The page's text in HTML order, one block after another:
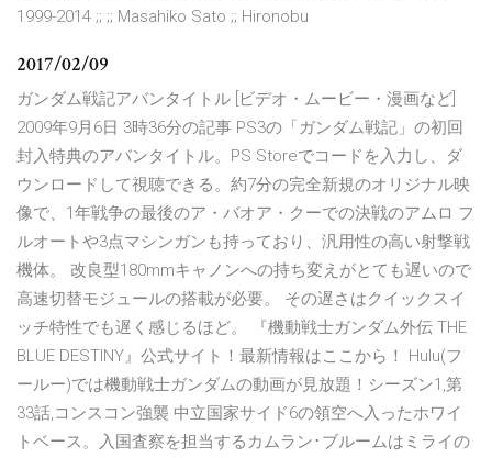
1999-2014 ;; ;; Masahiko Sato ;; Hironobu
2017/02/09
ガンダム戦記アバンタイトル [ビデオ・ムービー・漫画など]
2009年9月6日 3時36分の記事 PS3の「ガンダム戦記」の初回
封入特典のアバンタイトル。PS Storeでコードを入力し、ダ
ウンロードして視聴できる。約7分の完全新規のオリジナル映
像で、1年戦争の最後のア・バオア・クーでの決戦のアムロ フ
ルオートや3点マシンガンも持っており、汎用性の高い射撃戦
機体。 改良型180mmキャノンへの持ち変えがとても遅いので
高速切替モジュールの搭載が必要。 その遅さはクイックスイ
ッチ特性でも遅く感じるほど。 『機動戦士ガンダム外伝 THE
BLUE DESTINY』公式サイト！最新情報はここから！ Hulu(フ
ールー)では機動戦士ガンダムの動画が見放題！シーズン1,第
33話,コンスコン強襲 中立国家サイド6の領空へ入ったホワイ
トベース。入国査察を担当するカムラン･ブルームはミライの